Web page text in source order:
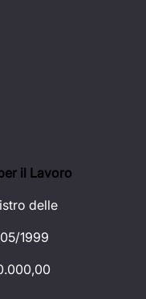
il Lavoro
delle
1999